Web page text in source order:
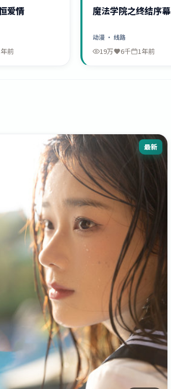
爱情
前
魔法学院之终结序幕
动漫 · 线路
19万 6千 1年前
最新